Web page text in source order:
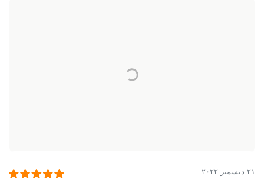
٢١ ديسمبر ٢٠٢٢